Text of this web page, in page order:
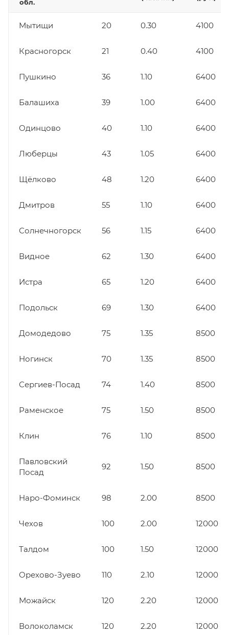
обл.
Мытищи 20 0.30 4100
Красногорск 21 0.40 4100
Пушкино 36 1.10 6400
Балашиха 39 1.00 6400
Одинцово 40 1.10 6400
Люберцы 43 1.05 6400
Щёлково 48 1.20 6400
Дмитров 55 1.10 6400
Солнечногорск 56 1.15 6400
Видное 62 1.30 6400
Истра 65 1.20 6400
Подольск 69 1.30 6400
Домодедово 75 1.35 8500
Ногинск 70 1.35 8500
Сергиев-Посад 74 1.40 8500
Раменское 75 1.50 8500
Клин 76 1.10 8500
Павловский
Посад
92 1.50 8500
Наро-Фоминск 98 2.00 8500
Чехов 100 2.00 12000
Талдом 100 1.50 12000
Орехово-Зуево 110 2.10 12000
Можайск 120 2.20 12000
Волоколамск 120 2.20 12000